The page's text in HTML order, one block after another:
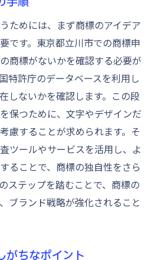
ためには、まず商標のアイデア
です。東京都立川市での商標申
商標がないかを確認する必要が
特許庁のデータベースを利用し
しないかを確認します。この段
保つために、文字やデザインだ
慮することが求められます。そ
ツールやサービスを活用し、よ
ることで、商標の独自性をさら
ステップを踏むことで、商標の
ブランド戦略が強化されること
がちなポイント